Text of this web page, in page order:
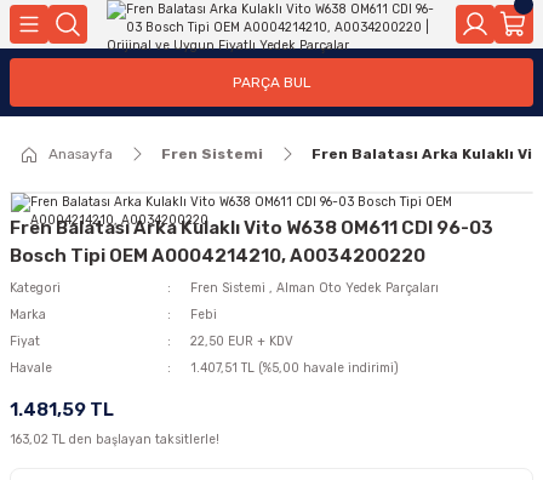
Geri Dön
Geri Dön
Geri Dön
Yakıt Pompası, Yakıt Hatları
Motor Elektrik
Ateşleme Buji Bobin Buji Kablosu
Alternatör Marş Motoru
Geri Dön
Geri Dön
Geri Dön
Kollar
Geri Dön
Geri Dön
Ön Arka
Geri Dön
PARÇA BUL
Anasayfa Fren Sistemi Fren Balatası Arka Kulaklı
Fren Balatası Arka Kulaklı Vito W638 OM611 CDI 96-03
Bosch Tipi OEM A0004214210, A0034200220
Kategori Fren Sistemi , Alman Oto Yedek Parçaları
Marka
Febi
Fiyat
22,50 EUR + KDV
Havale
1.407,51 TL (%5,00 havale indirimi)
1.481,59 TL
163,02 TL den başlayan taksitlerle!